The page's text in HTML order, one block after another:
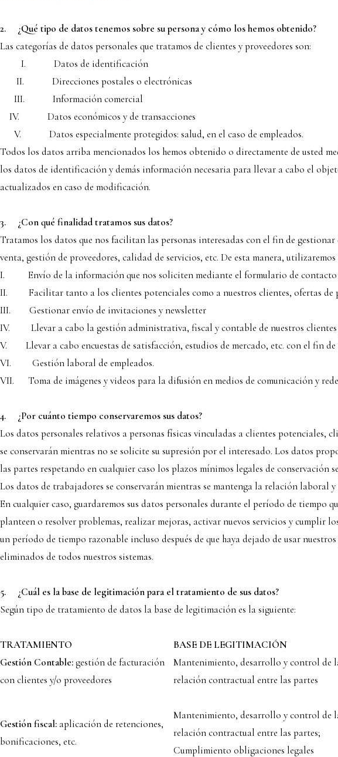
2.
¿Qué tipo de datos tenemos sobre su persona y cómo los hemos obtenido?
Las categorías de datos personales que tratamos de clientes y proveedores son:
I. Datos de identificación
II. Direcciones postales o electrónicas
III. Información comercial
IV. Datos económicos y de transacciones
V. Datos especialmente protegidos: salud, en el caso de empleados.
Todos los datos arriba mencionados los hemos obtenido o directamente de usted
los datos de identificación y demás información necesaria para llevar a cabo el
actualizados en caso de modificación.
3.
¿Con qué finalidad tratamos sus datos?
Tratamos los datos que nos facilitan las personas interesadas con el fin de
venta, gestión de proveedores, calidad de servicios, etc. De esta manera,
I. Envío de la información que nos soliciten mediante el formulario de contacto
II. Facilitar tanto a los clientes potenciales como a nuestros clientes, ofertas de
III. Gestionar envío de invitaciones y newsletter
IV. Llevar a cabo la gestión administrativa, fiscal y contable de nuestros clientes
V. Llevar a cabo encuestas de satisfacción, estudios de mercado, etc. con el fin
VI. Gestión laboral de empleados.
VII. Toma de imágenes y videos para la difusión en medios de comunicación y
4.
¿Por cuánto tiempo conservaremos sus datos?
Los datos personales relativos a personas físicas vinculadas a clientes
se conservarán mientras no se solicite su supresión por el interesado. Los datos
las partes respetando en cualquier caso los plazos mínimos legales de conservación
Los datos de trabajadores se conservarán mientras se mantenga la relación laboral
En cualquier caso, guardaremos sus datos personales durante el período de tiempo
planteen o resolver problemas, realizar mejoras, activar nuevos servicios y cumplir
un período de tiempo razonable incluso después de que haya dejado de usar
eliminados de todos nuestros sistemas.
5.
¿Cuál es la base de legitimación para el tratamiento de sus datos?
Según tipo de tratamiento de datos la base de legitimación es la siguiente:
TRATAMIENTO BASE DE LEGITIMACIÓN
Gestión Contable:gestión de facturación
con clientes y/o proveedores
Mantenimiento, desarrollo y control de
relación contractual entre las partes
Gestión fiscal: aplicación de retenciones,
bonificaciones, etc.
Mantenimiento, desarrollo y control de
relación contractual entre las partes;
Cumplimiento obligaciones legales